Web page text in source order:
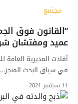
مجتمع
عميد ومفتشان
في سياق البحث المنجز…
11 سبتمبر 2021